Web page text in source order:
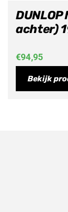
achter)
€94,95
Bekijk